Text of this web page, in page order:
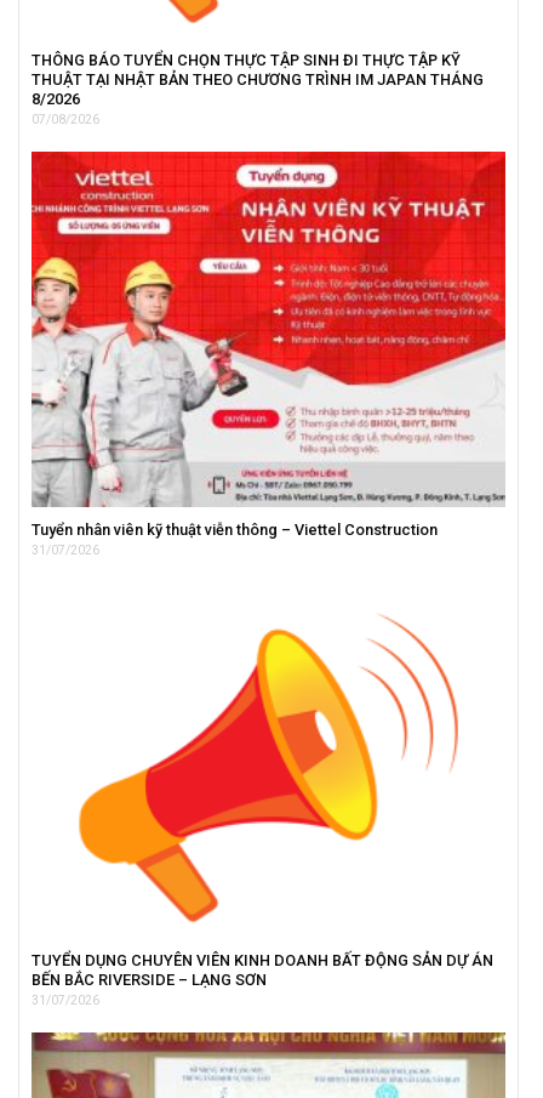
THÔNG BÁO TUYỂN CHỌN THỰC TẬP SINH ĐI THỰC TẬP KỸ
THUẬT TẠI NHẬT BẢN THEO CHƯƠNG TRÌNH IM JAPAN THÁNG
8/2026
07/08/2026
Tuyển nhân viên kỹ thuật viễn thông – Viettel Construction
31/07/2026
TUYỂN DỤNG CHUYÊN VIÊN KINH DOANH BẤT ĐỘNG SẢN DỰ ÁN
BẾN BẮC RIVERSIDE – LẠNG SƠN
31/07/2026